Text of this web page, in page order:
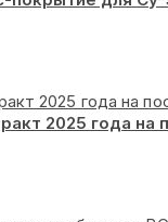
2025 года на